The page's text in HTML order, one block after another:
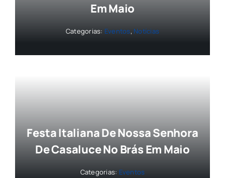
Em Maio
Categorias: Eventos, Notícias
Festa Italiana De Nossa Senhora
De Casaluce No Brás Em Maio
Categorias: Eventos